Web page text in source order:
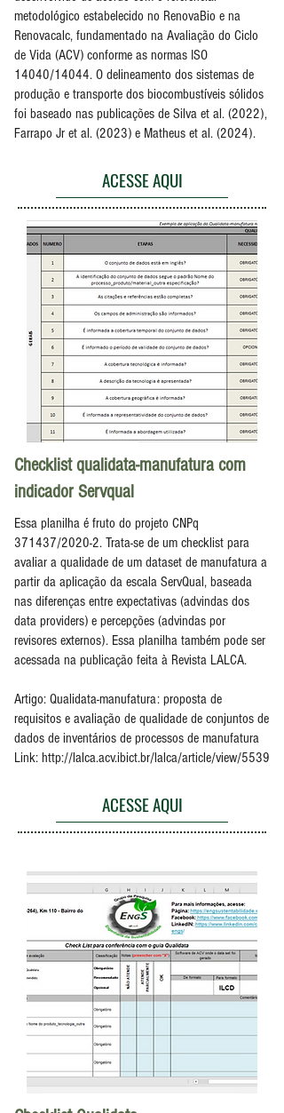
metodológico estabelecido no RenovaBio e na
Renovacalc, fundamentado na Avaliação do Ciclo
de Vida (ACV) conforme as normas ISO
14040/14044. O delineamento dos sistemas de
produção e transporte dos biocombustíveis sólidos
foi baseado nas publicações de Silva et al. (2022),
Farrapo Jr et al. (2023) e Matheus et al. (2024).
ACESSE AQUI
Checklist qualidata-manufatura com
indicador Servqual
Essa planilha é fruto do projeto CNPq
371437/2020-2. Trata-se de um checklist para
avaliar a qualidade de um dataset de manufatura a
partir da aplicação da escala ServQual, baseada
nas diferenças entre expectativas (advindas dos
data providers) e percepções (advindas por
revisores externos). Essa planilha também pode ser
acessada na publicação feita à Revista LALCA.
Artigo: Qualidata-manufatura: proposta de
requisitos e avaliação de qualidade de conjuntos de
dados de inventários de processos de manufatura
Link: http://lalca.acv.ibict.br/lalca/article/view/5539
ACESSE AQUI